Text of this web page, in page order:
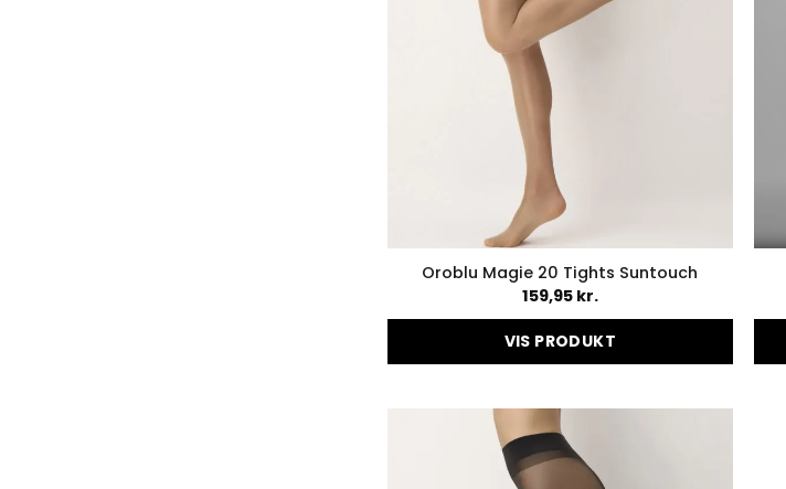
Oroblu Magie 20 Tights Suntouch
159,95 kr.
VIS PRODUKT
har
flere
varianter.